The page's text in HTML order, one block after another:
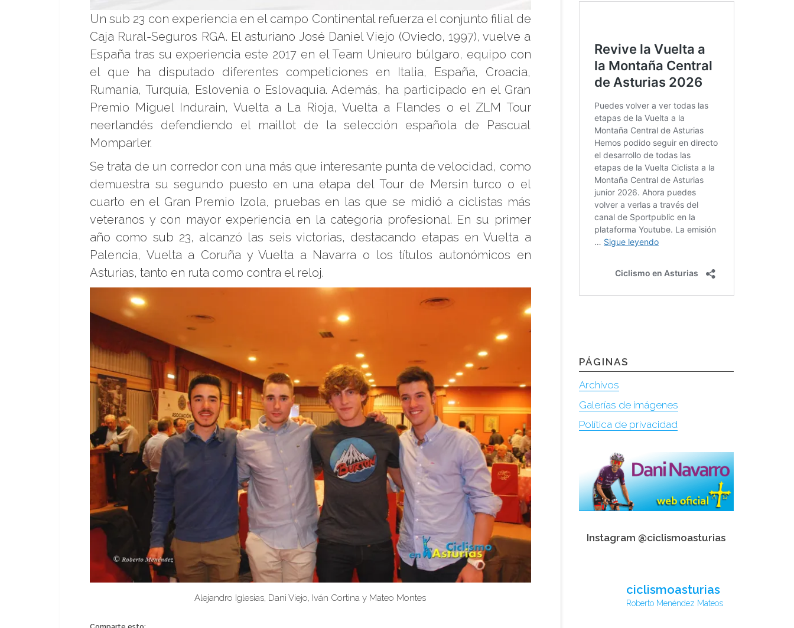
Un sub 23 con experiencia en el campo Continental refuerza el conjunto filial de
Caja Rural-Seguros RGA. El asturiano José Daniel Viejo (Oviedo, 1997), vuelve a
España tras su experiencia este 2017 en el Team Unieuro búlgaro, equipo con
el que ha disputado diferentes competiciones en Italia, España, Croacia,
Rumanía, Turquía, Eslovenia o Eslovaquia. Además, ha participado en el Gran
Premio Miguel Indurain, Vuelta a La Rioja, Vuelta a Flandes o el ZLM Tour
neerlandés defendiendo el maillot de la selección española de Pascual
Momparler.
Se trata de un corredor con una más que interesante punta de velocidad, como
demuestra su segundo puesto en una etapa del Tour de Mersin turco o el
cuarto en el Gran Premio Izola, pruebas en las que se midió a ciclistas más
veteranos y con mayor experiencia en la categoría profesional. En su primer
año como sub 23, alcanzó las seis victorias, destacando etapas en Vuelta a
Palencia, Vuelta a Coruña y Vuelta a Navarra o los títulos autonómicos en
Asturias, tanto en ruta como contra el reloj.
Alejandro Iglesias, Dani Viejo, Iván Cortina y Mateo Montes
PÁGINAS
Archivos
Galerías de imágenes
Política de privacidad
Instagram @ciclismoasturias
ciclismoasturias
Roberto Menéndez Mateos